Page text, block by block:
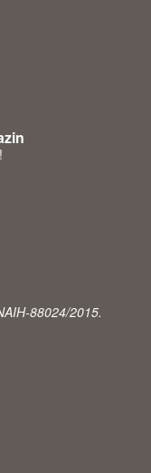
88024/2015.